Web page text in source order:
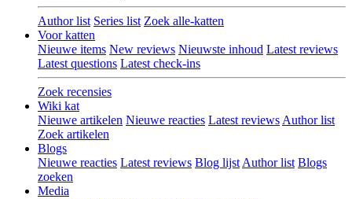
Author list Series list Zoek alle-katten
Voor katten
Nieuwe items New reviews Nieuwste inhoud Latest reviews
Latest questions Latest check-ins
Zoek recensies
Wiki kat
Nieuwe artikelen Nieuwe reacties Latest reviews Author list
Zoek artikelen
Blogs
Nieuwe reacties Latest reviews Blog lijst Author list Blogs
zoeken
Media